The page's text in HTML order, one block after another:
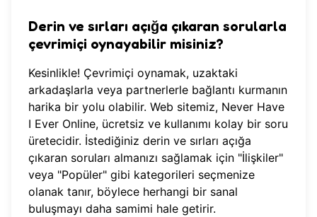
Derin ve sırları açığa çıkaran sorularla
çevrimiçi oynayabilir misiniz?
Kesinlikle! Çevrimiçi oynamak, uzaktaki
arkadaşlarla veya partnerlerle bağlantı kurmanın
harika bir yolu olabilir. Web sitemiz, Never Have
I Ever Online, ücretsiz ve kullanımı kolay bir soru
üretecidir. İstediğiniz derin ve sırları açığa
çıkaran soruları almanızı sağlamak için "İlişkiler"
veya "Popüler" gibi kategorileri seçmenize
olanak tanır, böylece herhangi bir sanal
buluşmayı daha samimi hale getirir.